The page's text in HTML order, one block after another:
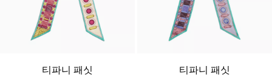
티파니 패싯 티파니 패싯